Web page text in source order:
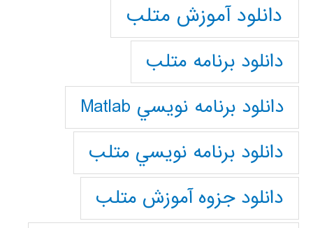
دانلود آموزش متلب
دانلود برنامه متلب
دانلود برنامه نويسي Matlab
دانلود برنامه نويسي متلب
دانلود جزوه آموزش متلب